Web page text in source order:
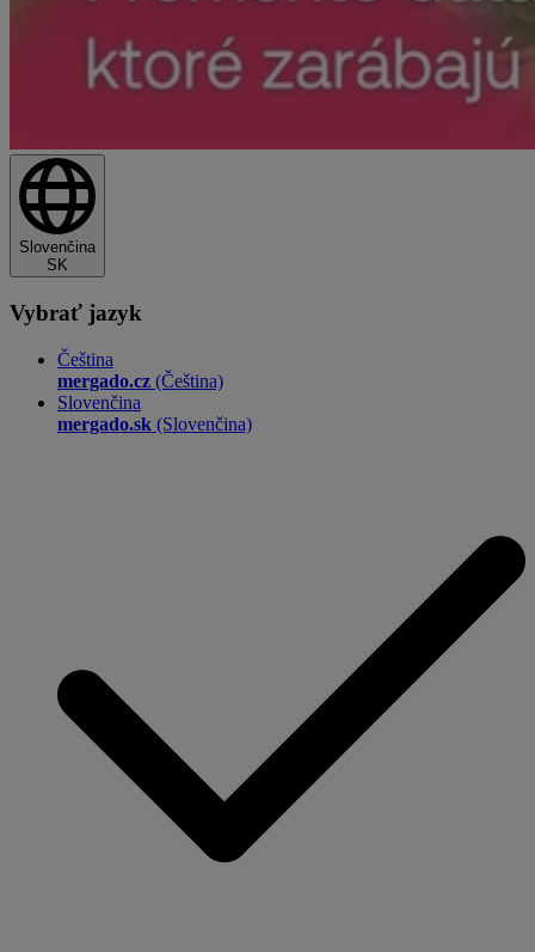
Slovenčina
SK
Vybrať jazyk
Čeština
mergado.cz (Čeština)
Slovenčina
mergado.sk (Slovenčina)